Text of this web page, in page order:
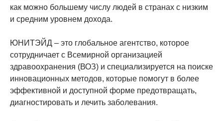
как можно большему числу людей в странах с низким
и средним уровнем дохода.
ЮНИТЭЙД – это глобальное агентство, которое
сотрудничает с Всемирной организацией
здравоохранения (ВОЗ) и специализируется на поиске
инновационных методов, которые помогут в более
эффективной и доступной форме предотвращать,
диагностировать и лечить заболевания.